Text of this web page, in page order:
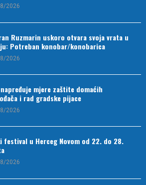
2026
Ruzmarin uskoro otvara svoja vrata u
Potreban konobar/konobarica
2026
mjere zaštite domaćih
i rad gradske pijace
2026
festival u Herceg Novom od 22. do 28.
2026